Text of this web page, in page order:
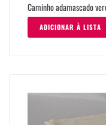
Caminho adamascado
ADICIONAR À LISTA